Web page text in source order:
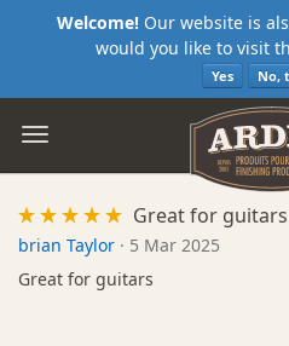
Welcome! Our website is
would you like to visit
Yes No,
Great for guitars
brian Taylor · 5 Mar 2025
Great for guitars